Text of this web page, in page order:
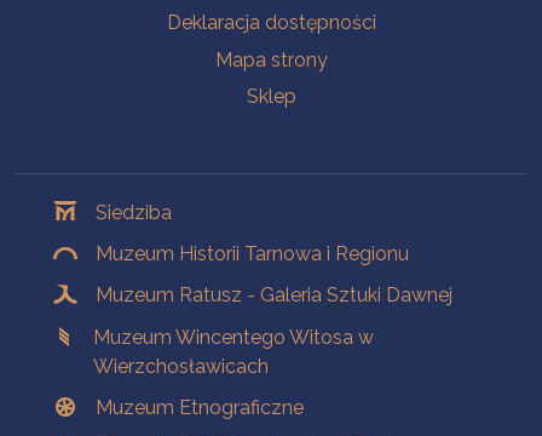
Deklaracja dostępności
Mapa strony
Sklep
Siedziba
Muzeum Historii Tarnowa i Regionu
Muzeum Ratusz - Galeria Sztuki Dawnej
Muzeum Wincentego Witosa w
Wierzchosławicach
Muzeum Etnograficzne